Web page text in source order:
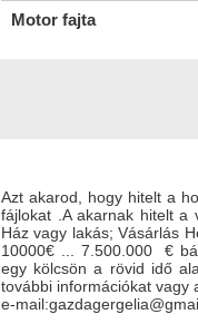
Motor fajta
Azt akarod, hogy hitelt a
fájlokat .A akarnak hitelt a
Ház vagy lakás; Vásárlás
10000€ ... 7.500.000 €
egy kölcsön a rövid idő
további információkat vagy
e-